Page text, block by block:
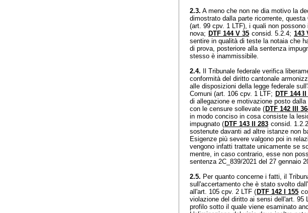
2.3. A meno che non ne dia motivo la
dimostrato dalla parte ricorrente,
(art. 99 cpv. 1 LTF), i quali non
nova; DTF 144 V 35 consid. 5.2.4; 143
sentire in qualità di teste la notaia che
di prova, posteriore alla sentenza
stesso è inammissibile.
2.4. Il Tribunale federale verifica
conformità del diritto cantonale
alle disposizioni della legge federale
Comuni (art. 106 cpv. 1 LTF; DTF 144 II
di allegazione e motivazione posto dalla
con le censure sollevate ( DTF 142 III
in modo conciso in cosa consiste la
impugnato ( DTF 143 II 283 consid.
sostenute davanti ad altre istanze non
Esigenze più severe valgono poi in
vengono infatti trattate unicamente se
mentre, in caso contrario, esse non
sentenza 2C_839/2021 del 27 gennaio
2.5. Per quanto concerne i fatti, il
sull'accertamento che è stato svolto
all'art. 105 cpv. 2 LTF ( DTF 142 I 155
violazione del diritto ai sensi dell'art. 95
profilo sotto il quale viene esaminato